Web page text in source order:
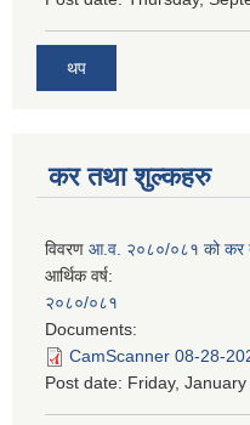
थप
कर तथा शुल्कहरु
विवरण आ.व. २०८०/०८१ को कर
आर्थिक वर्ष:
२०८०/०८१
Documents:
CamScanner 08-28-
Post date: Friday,